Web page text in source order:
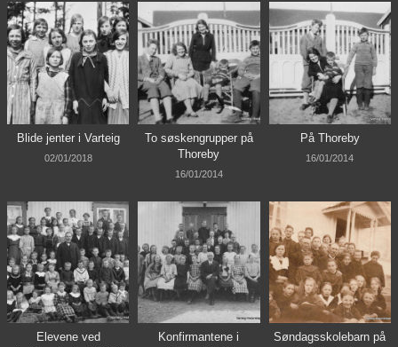
Blide jenter i Varteig
02/01/2018
To søskengrupper på
Thoreby
16/01/2014
På Thoreby
16/01/2014
Elevene ved
Konfirmantene i
Søndagsskolebarn på